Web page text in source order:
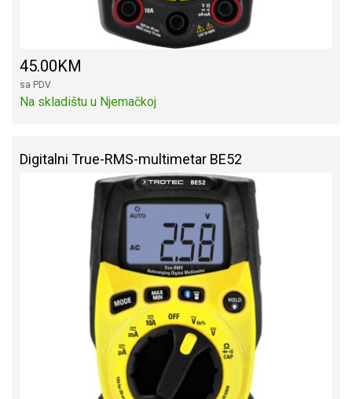
45.00KM
sa PDV
Na skladištu u Njemačkoj
Digitalni True-RMS-multimetar BE52